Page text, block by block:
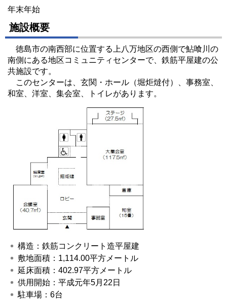
年末年始
施設概要
徳島市の南西部に位置する上八万地区の西側で鮎喰川の
南側にある地区コミュニティセンターで、鉄筋平屋建の公
共施設です。
このセンターは、玄関・ホール（堀炬燵付）、事務室、
和室、洋室、集会室、トイレがあります。
構造：鉄筋コンクリート造平屋建
敷地面積：1,114.00平方メートル
延床面積：402.97平方メートル
供用開始：平成元年5月22日
駐車場：6台